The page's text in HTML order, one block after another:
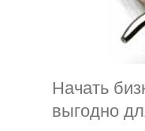
Начать
выгодно